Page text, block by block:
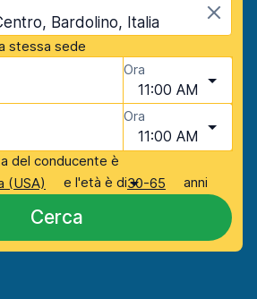
Bardolino, Italia
stessa sede
Ora
11:00 AM
Ora
11:00 AM
del conducente è
(USA)
e l'età è di30-65 anni
Cerca